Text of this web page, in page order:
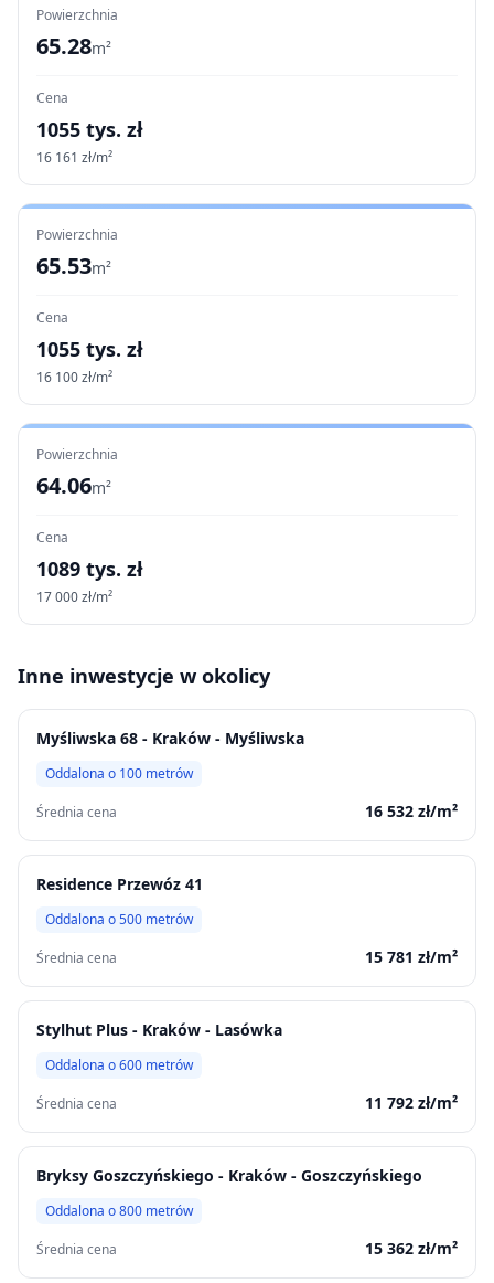
Powierzchnia
65.28m²
Cena
1055 tys. zł
16 161 zł/m²
Powierzchnia
65.53m²
Cena
1055 tys. zł
16 100zł/m²
Powierzchnia
64.06m²
Cena
1089 tys. zł
17 000zł/m²
Inne inwestycje w okolicy
Myśliwska 68 - Kraków - Myśliwska
Oddalona o 100 metrów
Średnia cena 16 532 zł/m²
Residence Przewóz 41
Oddalona o500 metrów
Średnia cena 15 781 zł/m²
Stylhut Plus - Kraków - Lasówka
Oddalona o600 metrów
Średnia cena 11 792 zł/m²
Bryksy Goszczyńskiego - Kraków - Goszczyńskiego
Oddalona o800 metrów
Średnia cena 15 362 zł/m²